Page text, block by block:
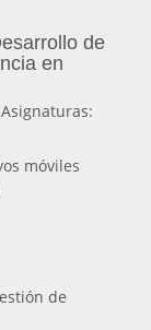
de
en
móviles
de